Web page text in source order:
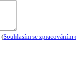
(Souhlasím se zpracováním